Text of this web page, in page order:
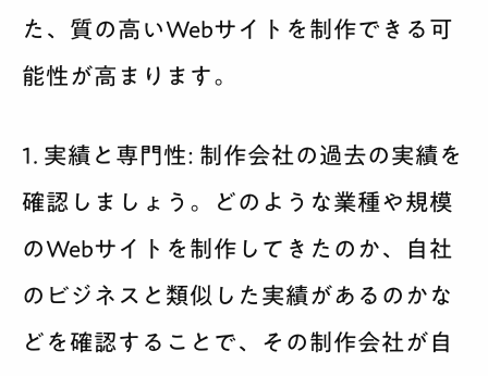
た、質の高いWebサイトを制作できる可
能性が高まります。
1. 実績と専門性: 制作会社の過去の実績を
確認しましょう。どのような業種や規模
のWebサイトを制作してきたのか、自社
のビジネスと類似した実績があるのかな
どを確認することで、その制作会社が自